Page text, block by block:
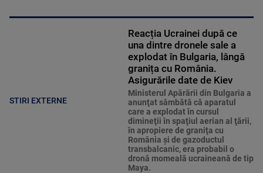
STIRI EXTERNE
Reacția Ucrainei după ce
una dintre dronele sale a
explodat în Bulgaria, lângă
granița cu România.
Asigurările date de Kiev
Ministerul Apărării din Bulgaria a
anunţat sâmbătă că aparatul
care a explodat în cursul
dimineţii în spaţiul aerian al ţării,
în apropiere de graniţa cu
România şi de gazoductul
transbalcanic, era probabil o
dronă momeală ucraineană de tip
Maya.